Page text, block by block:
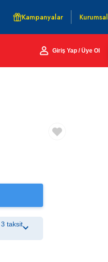
Kampanyalar Kurumsal
Giriş Yap / Üye Ol
3 taksit